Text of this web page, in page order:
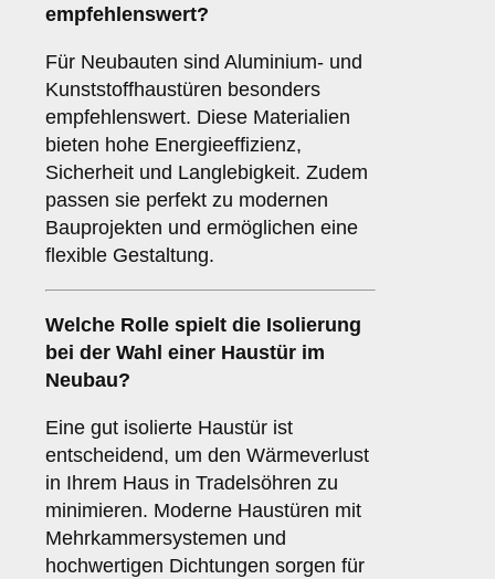
empfehlenswert?
Für Neubauten sind Aluminium- und
Kunststoffhaustüren besonders
empfehlenswert. Diese Materialien
bieten hohe Energieeffizienz,
Sicherheit und Langlebigkeit. Zudem
passen sie perfekt zu modernen
Bauprojekten und ermöglichen eine
flexible Gestaltung.
Welche Rolle spielt die Isolierung
bei der Wahl einer Haustür im
Neubau?
Eine gut isolierte Haustür ist
entscheidend, um den Wärmeverlust
in Ihrem Haus in Tradelsöhren zu
minimieren. Moderne Haustüren mit
Mehrkammersystemen und
hochwertigen Dichtungen sorgen für